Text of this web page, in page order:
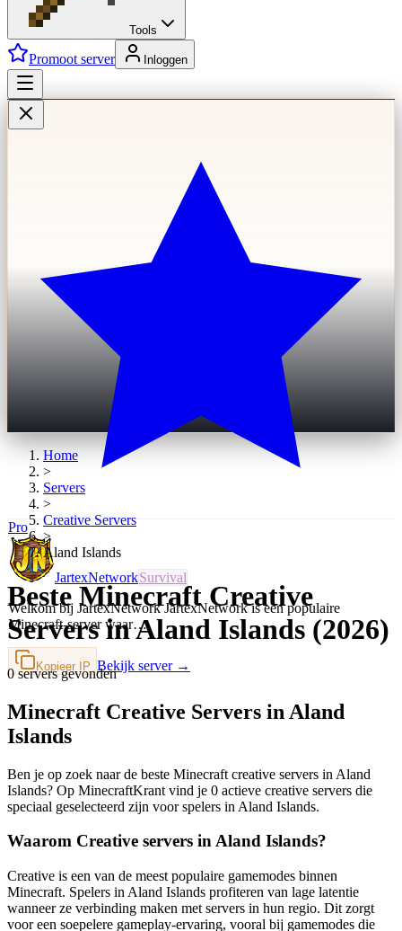
Tools
Promoot server Inloggen
Pro
JartexNetworkSurvival
Welkom bij JartexNetwork JartexNetwork is een populaire
Minecraft-server waar…
Kopieer IP Bekijk server →
Home
>
Servers
>
CreativeServers
>
Aland Islands
Beste Minecraft Creative
Servers in Aland Islands (2026)
0 servers gevonden
Minecraft Creative Servers in Aland
Islands
Ben je op zoek naar de beste Minecraft creative servers in Aland
Islands? Op MinecraftKrant vind je 0 actieve creative servers die
speciaal geselecteerd zijn voor spelers in Aland Islands.
Waarom Creative servers in Aland Islands?
Creative is een van de meest populaire gamemodes binnen
Minecraft. Spelers in Aland Islands profiteren van lage latentie
wanneer ze verbinding maken met servers in hun regio. Dit zorgt
voor een soepelere gameplay-ervaring, vooral bij gamemodes die